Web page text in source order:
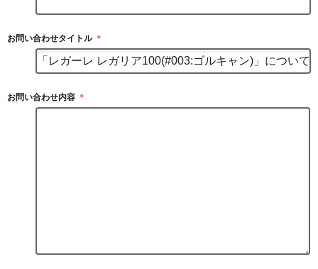
お問い合わせタイトル ＊
お問い合わせ内容 ＊